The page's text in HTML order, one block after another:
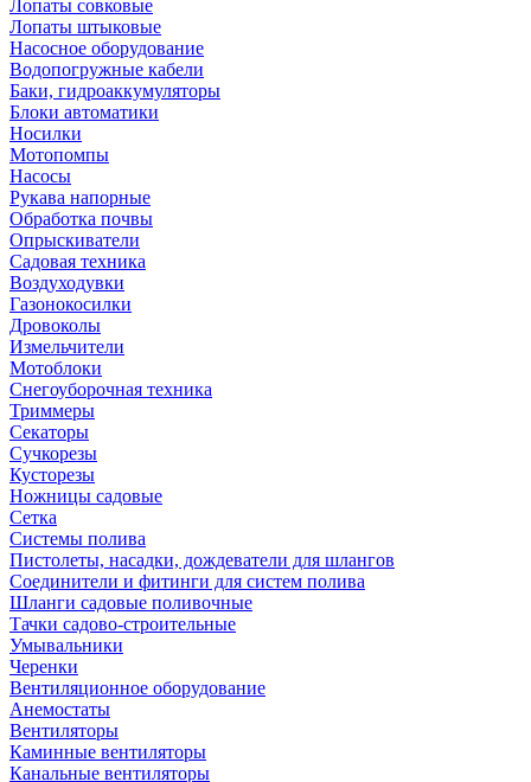
Лопаты совковые
Лопаты штыковые
Насосное оборудование
Водопогружные кабели
Баки, гидроаккумуляторы
Блоки автоматики
Носилки
Мотопомпы
Насосы
Рукава напорные
Обработка почвы
Опрыскиватели
Садовая техника
Воздуходувки
Газонокосилки
Дровоколы
Измельчители
Мотоблоки
Снегоуборочная техника
Триммеры
Секаторы
Сучкорезы
Кусторезы
Ножницы садовые
Сетка
Системы полива
Пистолеты, насадки, дождеватели для шлангов
Соединители и фитинги для систем полива
Шланги садовые поливочные
Тачки садово-строительные
Умывальники
Черенки
Вентиляционное оборудование
Анемостаты
Вентиляторы
Каминные вентиляторы
Канальные вентиляторы